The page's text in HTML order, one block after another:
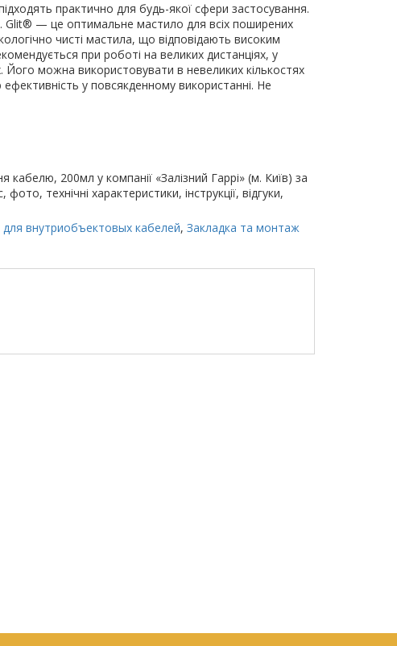
практично для будь-якої сфери застосування.
Glit® — це оптимальне мастило для всіх поширених
чисті мастила, що відповідають високим
при роботі на великих дистанціях, у
Його можна використовувати в невеликих кількостях
у повсякденному використанні. Не
200мл у компанії «Залізний Гаррі» (м. Київ) за
технічні характеристики, інструкції, відгуки,
внутриобъектовых кабелей, Закладка та монтаж